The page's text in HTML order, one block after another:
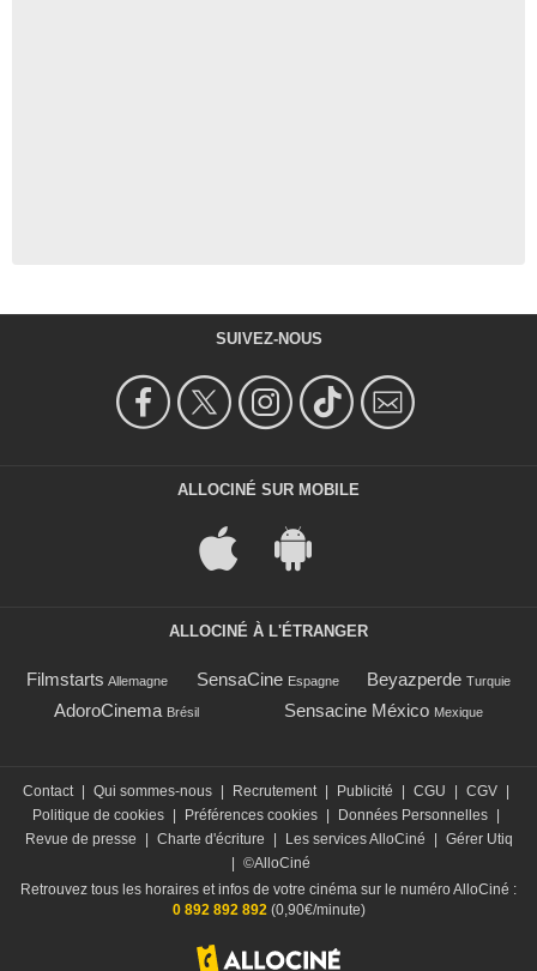
SUIVEZ-NOUS
ALLOCINÉ SUR MOBILE
ALLOCINÉ À L'ÉTRANGER
Filmstarts Allemagne SensaCine Espagne Beyazperde Turquie
AdoroCinema Brésil Sensacine México Mexique
Contact Qui sommes-nous Recrutement Publicité CGU CGV
Politique de cookies
Préférences cookies Données Personnelles
Revue de presse
Charte d'écriture Les services AlloCiné
Gérer Utiq
©AlloCiné
Retrouvez tous les horaires et infos de votre cinéma sur le numéro AlloCiné :
0 892 892 892(0,90€/minute)